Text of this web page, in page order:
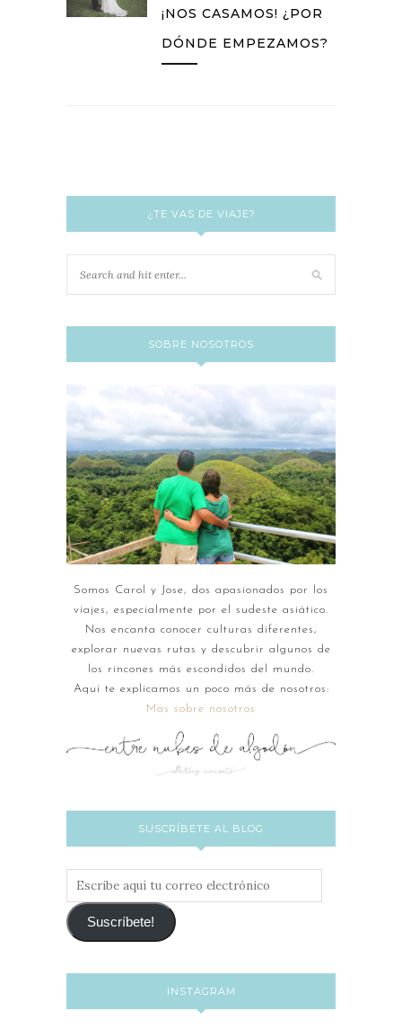
¡NOS CASAMOS! ¿POR
DÓNDE EMPEZAMOS?
¿TE VAS DE VIAJE?
SOBRE NOSOTROS
Somos Carol y Jose, dos apasionados por los
viajes, especialmente por el sudeste asiático.
Nos encanta conocer culturas diferentes,
explorar nuevas rutas y descubrir algunos de
los rincones más escondidos del mundo.
Aquí te explicamos un poco más de nosotros:
Más sobre nosotros
SUSCRÍBETE AL BLOG
tu
correo
Suscríbete!
INSTAGRAM